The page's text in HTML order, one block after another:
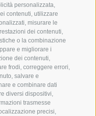
personalizzata,
contenuti, utilizzare
misurare le
dei contenuti,
o la combinazione
e migliorare i
dei contenuti,
frodi, correggere errori,
salvare e
e combinare dati
diversi dispositivi,
trasmesse
precisi,
SCIARE
ESCURSIONI
ALTA
BIKE
FONDO